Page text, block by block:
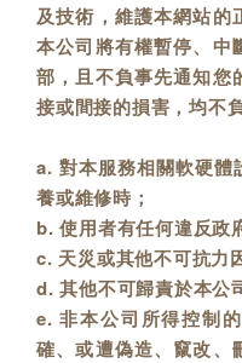
及技術，維護本網站的
本公司將有權暫停、中
部，且不負事先通知您
接或間接的損害，均不
a. 對本服務相關軟硬體
養或維修時；
b. 使用者有任何違反政
c. 天災或其他不可抗力
d. 其他不可歸責於本公
e. 非本公司所得控制
確、或遭偽造、竄改、